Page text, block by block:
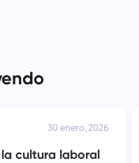
30 enero, 2026
cultura laboral